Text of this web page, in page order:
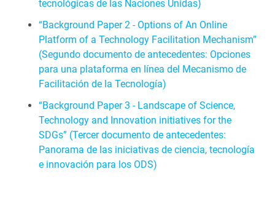
tecnológicas de las Naciones Unidas)
“Background Paper 2 ‑ Options of An Online
Platform of a Technology Facilitation Mechanism”
(Segundo documento de antecedentes: Opciones
para una plataforma en línea del Mecanismo de
Facilitación de la Tecnología)
“Background Paper 3 ‑ Landscape of Science,
Technology and Innovation initiatives for the
SDGs” (Tercer documento de antecedentes:
Panorama de las iniciativas de ciencia, tecnología
e innovación para los ODS)